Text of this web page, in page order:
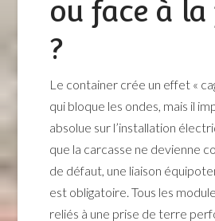
ou face à
?
Le container crée un effet «
qui bloque les ondes, mais il
absolue sur l’installation
que la carcasse ne devienne
de défaut, une liaison
est obligatoire. Tous les
reliés à une prise de terre